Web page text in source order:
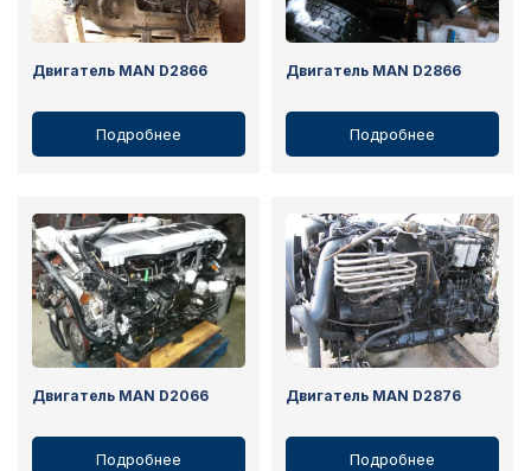
Двигатель MAN D2866
Подробнее
Двигатель MAN D2866
Подробнее
Двигатель MAN D2066
Подробнее
Двигатель MAN D2876
Подробнее